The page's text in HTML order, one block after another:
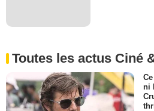
Toutes les actus Ciné
ni